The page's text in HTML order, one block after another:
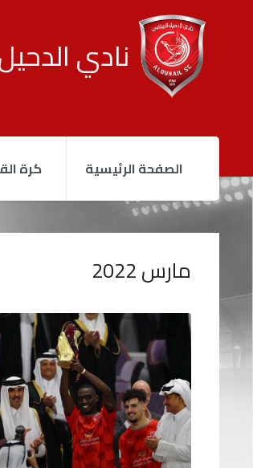
نادي
الصفحة الرئيسية كرة
مارس 2022